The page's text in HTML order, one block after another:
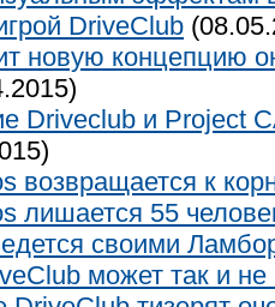
DriveClub
новую концепцию
Driveclub и Project
возвращается к
лишается 55
своими
может так и